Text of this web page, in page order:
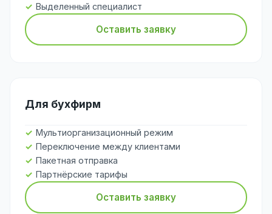
Выделенный специалист
Оставить заявку
Для бухфирм
Мультиорганизационный режим
Переключение между клиентами
Пакетная отправка
Партнёрские тарифы
Оставить заявку